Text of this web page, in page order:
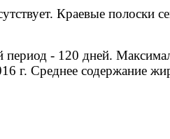
Краевые полоски
- 120 дней.
г. Среднее содержание